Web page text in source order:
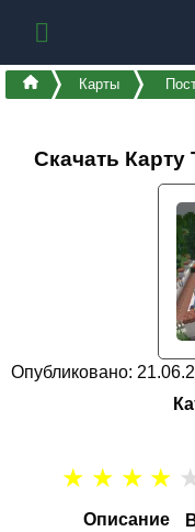
Карты
Скачать
Опубликовано:
Описание
★ ★ ★ ★